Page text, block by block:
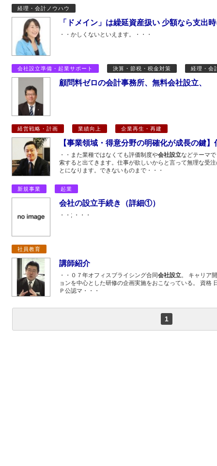
経理・会計ノウハウ
「ドメイン」は繰延資産扱い 少額なら支出
・・かしくないといえます。・・・
会社設立準備・起業サポート 決算・節税・税金対策 経理・会
顧問料ゼロの会計事務所、無料会社設立、
経営戦略・計画 業績向上 企業再生・再建
【事業領域・得意分野の明確化が成長の鍵
・・また業種ではなくても評価制度や会社設立などテーマ
索すると出てきます。仕事が欲しいからと言って無理な受
とになります。できないものまで・・・
新規事業 起業
会社の設立手続き（詳細①）
・・; ・・・
社員教育
講師紹介
・・０７年オフィスブライシング合同会社設立。 キャリア
ョンを中心とした研修の企画実施をおこなっている。 資格
Ｐ公認マ・・・
1